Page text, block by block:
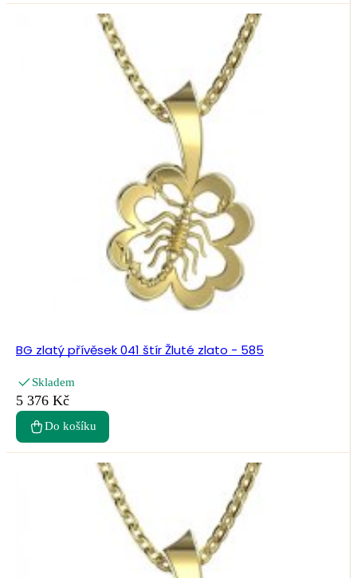
BG zlatý přívěsek 041 štír Žluté zlato - 585
Skladem
5 376 Kč
Do košíku